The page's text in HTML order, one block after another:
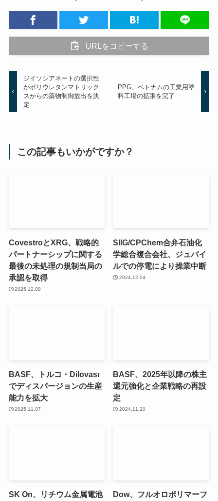
URLをコピーする
ジイソシアネートの選択性
がポリウレタンマトリック
スからの薬物制御放出を決
定
PPG、ベトナムの工業用塗
料工場の拡張を完了
この記事もいかがですか？
CovestroとXRG、戦略的
パートナーシップに関する
最後の未処理の規制当局の
承認を取得
2025.12.08
SIIG/CPChem合弁石油化
学総合複合会社、ジュバイ
ルでの停電により操業中断
2024.12.04
BASF、トルコ・Dilovası
でディスパージョンの生産
能力を拡大
2025.11.07
BASF、2025年以降の株主
還元強化と企業戦略の再設
定
2024.11.20
SK On、リチウム金属電池
Dow、フルオロポリマーフ